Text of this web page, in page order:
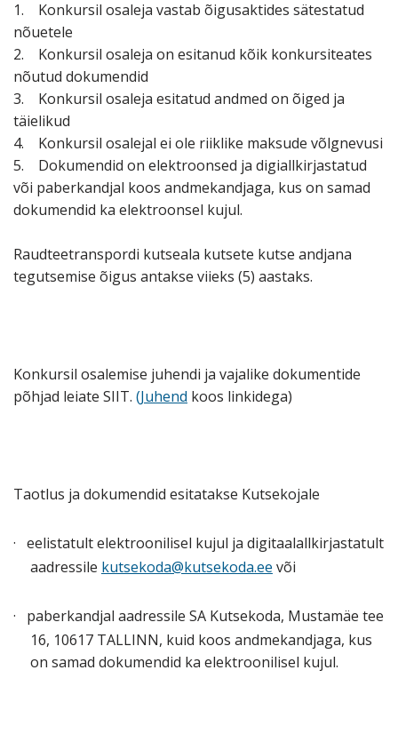
1. Konkursil osaleja vastab õigusaktides sätestatud
nõuetele
2. Konkursil osaleja on esitanud kõik konkursiteates
nõutud dokumendid
3. Konkursil osaleja esitatud andmed on õiged ja
täielikud
4. Konkursil osalejal ei ole riiklike maksude võlgnevusi
5. Dokumendid on elektroonsed ja digiallkirjastatud
või paberkandjal koos andmekandjaga, kus on samad
dokumendid ka elektroonsel kujul.
Raudteetranspordi kutseala kutsete kutse andjana
tegutsemise õigus antakse viieks (5) aastaks.
Konkursil osalemise juhendi ja vajalike dokumentide
põhjad leiate SIIT. (Juhend koos linkidega)
Taotlus ja dokumendid esitatakse Kutsekojale
· eelistatult elektroonilisel kujul ja digitaalallkirjastatult
aadressile kutsekoda@kutsekoda.ee või
·
paberkandjal aadressile SA Kutsekoda, Mustamäe tee
16, 10617 TALLINN, kuid koos andmekandjaga, kus
on samad dokumendid ka elektroonilisel kujul.